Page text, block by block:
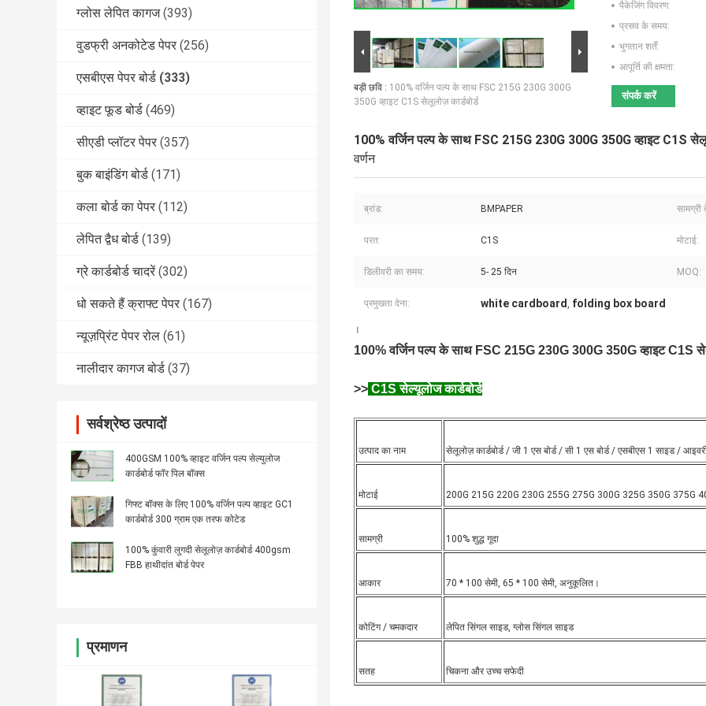
ग्लोस लेपित कागज (393)
वुडफ्री अनकोटेड पेपर (256)
एसबीएस पेपर बोर्ड (333)
व्हाइट फूड बोर्ड (469)
सीएडी प्लॉटर पेपर (357)
बुक बाइंडिंग बोर्ड (171)
कला बोर्ड का पेपर (112)
लेपित द्वैध बोर्ड (139)
ग्रे कार्डबोर्ड चादरें (302)
धो सकते हैं क्राफ्ट पेपर (167)
न्यूज़प्रिंट पेपर रोल (61)
नालीदार कागज बोर्ड (37)
सर्वश्रेष्ठ उत्पादों
400GSM 100% व्हाइट वर्जिन पल्प सेल्युलोज
कार्डबोर्ड फॉर पिल बॉक्स
गिफ्ट बॉक्स के लिए 100% वर्जिन पल्प व्हाइट GC1
कार्डबोर्ड 300 ग्राम एक तरफ कोटेड
100% कुंवारी लुगदी सेलूलोज़ कार्डबोर्ड 400gsm
FBB हाथीदांत बोर्ड पेपर
प्रमाणन
बड़ी छवि : 100% वर्जिन पल्प के साथ FSC 215G 230G 300G
350G व्हाइट C1S सेलूलोज़ कार्डबोर्ड
पैकेजिंग विवरण:
प्रसव के समय:
भुगतान शर्तें:
आपूर्ति की क्षमता:
संपर्क करें
100% वर्जिन पल्प के साथ FSC 215G 230G 300G 350G व्हाइट C1S
वर्णन
ब्रांड: BMPAPER सामग्री
परत: C1S मोटाई:
डिलीवरी का समय: 5- 25 दिन MOQ:
प्रमुखता देना: white cardboard, folding box board
।
100% वर्जिन पल्प के साथ FSC 215G 230G 300G 350G व्हाइट C1S
>> C1S सेल्यूलोज कार्डबोर्ड
उत्पाद का नाम सेलूलोज़ कार्डबोर्ड / जी 1 एस बोर्ड / सी 1 एस बोर्ड / एसबीएस 1 साइड / आइवरी
मोटाई 200G 215G 220G 230G 255G 275G 300G 325G 350G 375G
सामग्री 100% शुद्ध गूदा
आकार 70 * 100 सेमी, 65 * 100 सेमी, अनुकूलित।
कोटिंग / चमकदार लेपित सिंगल साइड, ग्लोस सिंगल साइड
सतह चिकना और उच्च सफेदी